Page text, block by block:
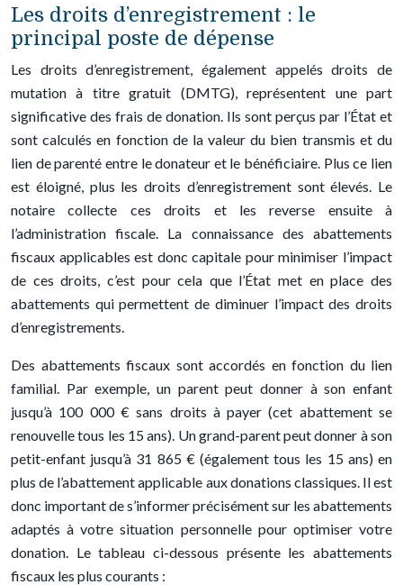
Les droits d’enregistrement : le
principal poste de dépense
Les droits d’enregistrement, également appelés droits de
mutation à titre gratuit (DMTG), représentent une part
significative des frais de donation. Ils sont perçus par l’État et
sont calculés en fonction de la valeur du bien transmis et du
lien de parenté entre le donateur et le bénéficiaire. Plus ce lien
est éloigné, plus les droits d’enregistrement sont élevés. Le
notaire collecte ces droits et les reverse ensuite à
l’administration fiscale. La connaissance des abattements
fiscaux applicables est donc capitale pour minimiser l’impact
de ces droits, c’est pour cela que l’État met en place des
abattements qui permettent de diminuer l’impact des droits
d’enregistrements.
Des abattements fiscaux sont accordés en fonction du lien
familial. Par exemple, un parent peut donner à son enfant
jusqu’à 100 000 € sans droits à payer (cet abattement se
renouvelle tous les 15 ans). Un grand-parent peut donner à son
petit-enfant jusqu’à 31 865 € (également tous les 15 ans) en
plus de l’abattement applicable aux donations classiques. Il est
donc important de s’informer précisément sur les abattements
adaptés à votre situation personnelle pour optimiser votre
donation. Le tableau ci-dessous présente les abattements
fiscaux les plus courants :